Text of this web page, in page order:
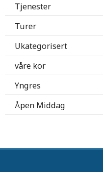
Tjenester
Turer
Ukategorisert
våre kor
Yngres
Åpen Middag